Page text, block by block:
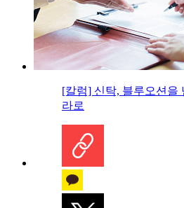
[칼럼] 신탁, 블루오션을
라로